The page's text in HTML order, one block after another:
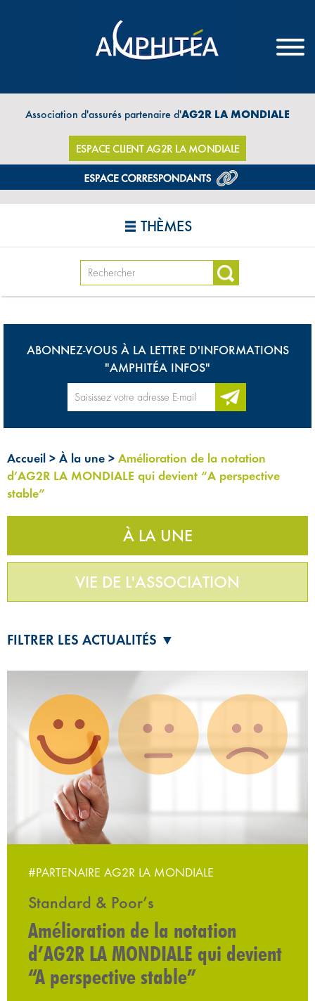
Association d'assurés partenaire d'AG2R LA MONDIALE
ESPACE CLIENT AG2R LA MONDIALE
THÈMES
ABONNEZ-VOUS À LA LETTRE D'INFORMATIONS
"AMPHITÉA INFOS"
Accueil > À la une > Amélioration de la notation
d’AG2R LA MONDIALE qui devient “A perspective
stable”
À LA UNE
VIE DE L'ASSOCIATION
FILTRER LES ACTUALITÉS ▼
#PARTENAIRE AG2R LA MONDIALE
Standard & Poor’s
Amélioration de la notation
d’AG2R LA MONDIALE qui devient
“A perspective stable”